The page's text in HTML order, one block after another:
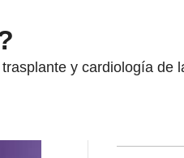
y cardiología de